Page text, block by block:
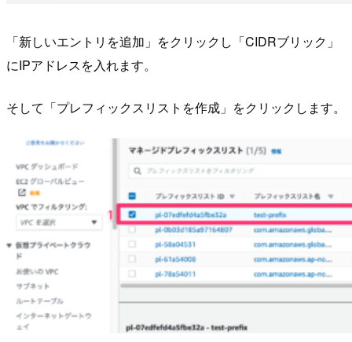
「新しいエントリを追加」をクリックし「CIDRブリック」
にIPアドレスを入れます。
そして「プレフィックスリストを作成」をクリックします。